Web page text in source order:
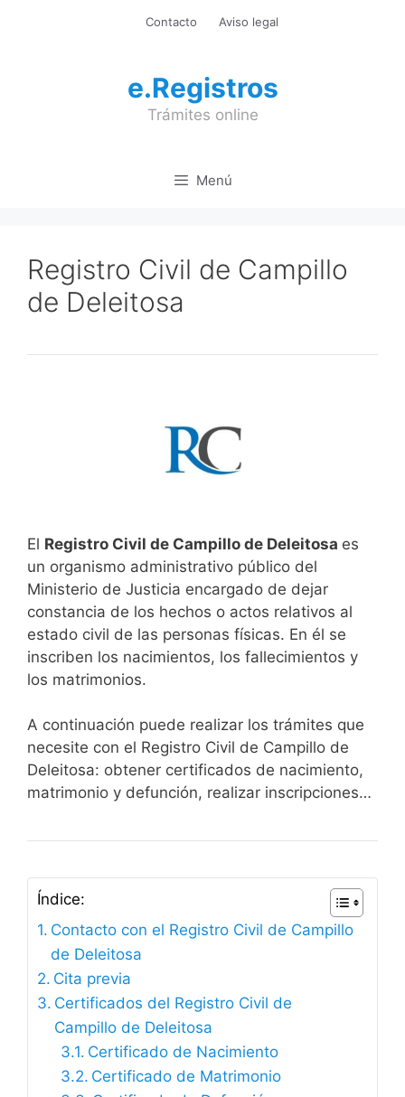
Contacto Aviso legal
e.Registros
Trámites online
Menú
Registro Civil de Campillo
de Deleitosa
El Registro Civil de Campillo de Deleitosa es
un organismo administrativo público del
Ministerio de Justicia encargado de dejar
constancia de los hechos o actos relativos al
estado civil de las personas físicas. En él se
inscriben los nacimientos, los fallecimientos y
los matrimonios.
A continuación puede realizar los trámites que
necesite con el Registro Civil de Campillo de
Deleitosa: obtener certificados de nacimiento,
matrimonio y defunción, realizar inscripciones…
Índice:
Contacto con el Registro Civil de Campillo
de Deleitosa
Cita previa
Certificados del Registro Civil de
Campillo de Deleitosa
Certificado de Nacimiento
Certificado de Matrimonio